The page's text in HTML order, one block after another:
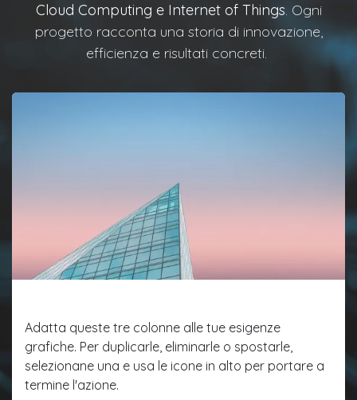
Cloud Computing e Internet of Things. Ogni
progetto racconta una storia di innovazione,
efficienza e risultati concreti.
Adatta queste tre colonne alle tue esigenze
grafiche. Per duplicarle, eliminarle o spostarle,
selezionane una e usa le icone in alto per portare a
termine l'azione.